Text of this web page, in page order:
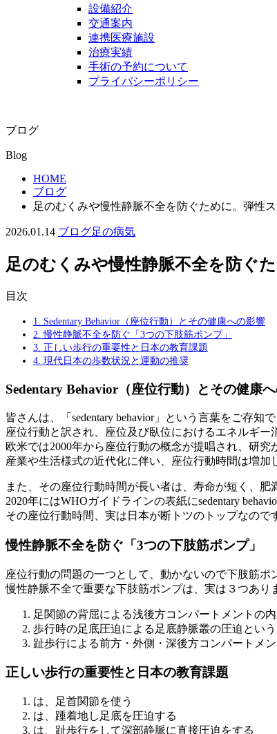
設備紹介
交通案内
連携医療施設
治療実績
手術の予約について
プライバシーポリシー
ブログ
Blog
HOME
ブログ
足のむくみや慢性静脈不全を防ぐために。弾性
2026.01.14 ブログ足の病気
足のむくみや慢性静脈不全を防ぐ
目次
1.
Sedentary Behavior（座位行動）とその健康への影響
2. 慢性静脈不全を防ぐ「3つの下肢筋ポンプ」
3. 正しい歩行の重要性と日本の教育課題
4. 現代日本の歩数状況と運動の推奨
Sedentary Behavior（座位行動）とその健康
皆さんは、「sedentary behavior」という言葉をご存知
座位行動と訳され、座位及び臥位におけるエネルギー
欧米では2000年から座位行動の概念が提唱され、研究
産業や生活様式の近代化に伴い、座位行動時間は増加
また、その座位行動時間が長い者は、寿命が短く、
2020年にはWHOガイドラインの表紙にsedentary
その座位行動時間、実は日本が断トツのトップなので
慢性静脈不全を防ぐ「3つの下肢筋ポンプ」
座位行動の問題の一つとして、動かないので下肢筋
慢性静脈不全で重要な下肢筋ポンプは、実は３つあり
足関節の背屈による浅後方コンパートメントの
歩行時の足底圧迫による足底静脈叢の圧迫とい
趾歩行による前方・外側・深後方コンパートメ
正しい歩行の重要性と日本の教育課題
は、足首関節を使う
は、踵着地し足底を圧迫する
は、趾歩行をして深部静脈に直接圧迫をする